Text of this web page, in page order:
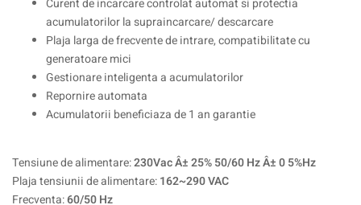
Curent de incarcare controlat automat si protectia
acumulatorilor la supraincarcare/ descarcare
Plaja larga de frecvente de intrare, compatibilitate cu
generatoare mici
Gestionare inteligenta a acumulatorilor
Repornire automata
Acumulatorii beneficiaza de 1 an garantie
Tensiune de alimentare:230Vac Â± 25% 50/60 Hz Â± 0 5%Hz
Plaja tensiunii de alimentare:162~290 VAC
Frecventa:60/50 Hz